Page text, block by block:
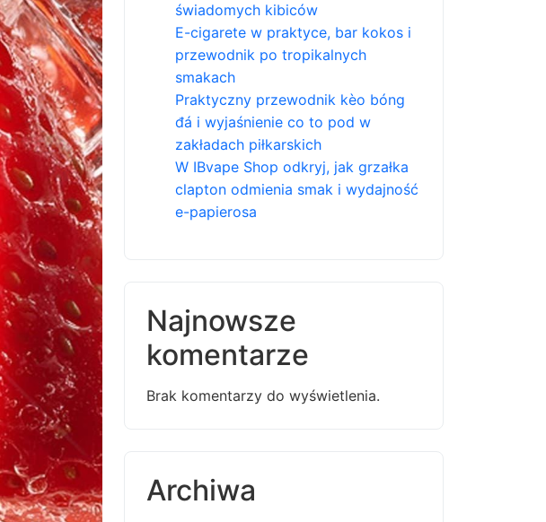
świadomych kibiców
E-cigarete w praktyce, bar kokos i
przewodnik po tropikalnych
smakach
Praktyczny przewodnik kèo bóng
đá i wyjaśnienie co to pod w
zakładach piłkarskich
W IBvape Shop odkryj, jak grzałka
clapton odmienia smak i wydajność
e-papierosa
Najnowsze
komentarze
Brak komentarzy do wyświetlenia.
Archiwa